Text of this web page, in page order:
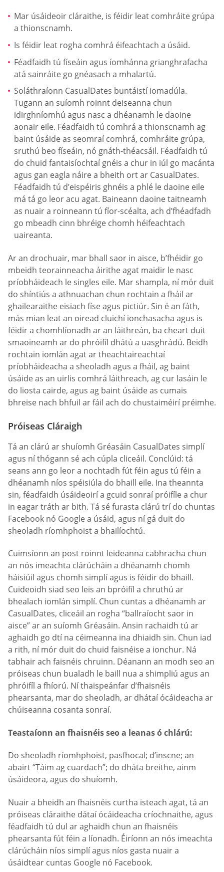
Mar úsáideoir cláraithe, is féidir leat comhráite grúpa
a thionscnamh.
Is féidir leat rogha comhrá éifeachtach a úsáid.
Féadfaidh tú físeáin agus íomhánna grianghrafacha
atá sainráite go gnéasach a mhalartú.
Soláthraíonn СasualDates buntáistí iomadúla.
Tugann an suíomh roinnt deiseanna chun
idirghníomhú agus nasc a dhéanamh le daoine
aonair eile. Féadfaidh tú comhrá a thionscnamh ag
baint úsáide as seomraí comhrá, comhráite grúpa,
sruthú beo físeáin, nó gnáth-théacsáil. Féadfaidh tú
do chuid fantaisíochtaí gnéis a chur in iúl go macánta
agus gan eagla náire a bheith ort ar СasualDates.
Féadfaidh tú d’eispéiris ghnéis a phlé le daoine eile
má tá go leor acu agat. Baineann daoine taitneamh
as nuair a roinneann tú fíor-scéalta, ach d’fhéadfadh
go mbeadh cinn bhréige chomh héifeachtach
uaireanta.
Ar an drochuair, mar bhall saor in aisce, b’fhéidir go
mbeidh teorainneacha áirithe agat maidir le nasc
príobháideach le singles eile. Mar shampla, ní mór duit
do shíntiús a athnuachan chun rochtain a fháil ar
ghailearaithe eisiach físe agus pictiúr. Sin é an fáth,
más mian leat an oiread cluichí ionchasacha agus is
féidir a chomhlíonadh ar an láithreán, ba cheart duit
smaoineamh ar do phróifíl dhátú a uasghrádú. Beidh
rochtain iomlán agat ar theachtaireachtaí
príobháideacha a sheoladh agus a fháil, ag baint
úsáide as an uirlis comhrá láithreach, ag cur lasáin le
do liosta cairde, agus ag baint úsáide as cumais
bhreise nach bhfuil ar fáil ach do chustaiméirí préimhe.
Próiseas Cláraigh
Tá an clárú ar shuíomh Gréasáin СasualDates simplí
agus ní thógann sé ach cúpla cliceáil. Conclúid: tá
seans ann go leor a nochtadh fút féin agus tú féin a
dhéanamh níos spéisiúla do bhaill eile. Ina theannta
sin, féadfaidh úsáideoirí a gcuid sonraí próifíle a chur
in eagar tráth ar bith. Tá sé furasta clárú trí do chuntas
Facebook nó Google a úsáid, agus ní gá duit do
sheoladh ríomhphoist a bhailíochtú.
Cuimsíonn an post roinnt leideanna cabhracha chun
an nós imeachta clárúcháin a dhéanamh chomh
háisiúil agus chomh simplí agus is féidir do bhaill.
Cuideoidh siad seo leis an bpróifíl a chruthú ar
bhealach iomlán simplí. Chun cuntas a dhéanamh ar
СasualDates, cliceáil an rogha “ballraíocht saor in
aisce” ar an suíomh Gréasáin. Ansin rachaidh tú ar
aghaidh go dtí na céimeanna ina dhiaidh sin. Chun iad
a rith, ní mór duit do chuid faisnéise a ionchur. Ná
tabhair ach faisnéis chruinn. Déanann an modh seo an
próiseas chun bualadh le baill nua a shimpliú agus an
phróifíl a fhíorú. Ní thaispeánfar d’fhaisnéis
phearsanta, mar do sheoladh, ar dhátaí ócáideacha ar
chúiseanna cosanta sonraí.
Teastaíonn an fhaisnéis seo a leanas ó chlárú:
Do sheoladh ríomhphoist, pasfhocal; d’inscne; an
abairt “Táim ag cuardach”; do dháta breithe, ainm
úsáideora, agus do shuíomh.
Nuair a bheidh an fhaisnéis curtha isteach agat, tá an
próiseas cláraithe dátaí ócáideacha críochnaithe, agus
féadfaidh tú dul ar aghaidh chun an fhaisnéis
phearsanta fút féin a líonadh. Éiríonn an nós imeachta
clárúcháin níos simplí agus níos gasta nuair a
úsáidtear cuntas Google nó Facebook.